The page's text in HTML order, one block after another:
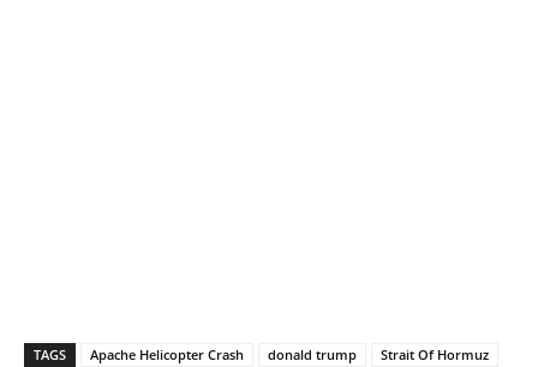
TAGS Apache Helicopter Crash donald trump
Strait Of Hormuz